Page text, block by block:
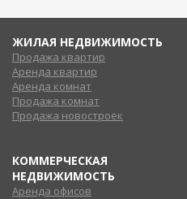
ЖИЛАЯ НЕДВИЖИМОСТЬ
Продажа квартир
Аренда квартир
Аренда комнат
Продажа комнат
Продажа новостроек
КОММЕРЧЕСКАЯ
НЕДВИЖИМОСТЬ
Аренда офисов